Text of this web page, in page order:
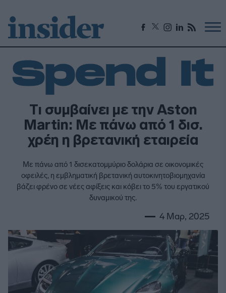
Tι συμβαίνει με την Aston
Martin: Με πάνω από 1 δισ.
χρέη η βρετανική εταιρεία
Με πάνω από 1 δισεκατομμύριο δολάρια σε οικονομικές
οφειλές, η εμβληματική βρετανική αυτοκινητοβιομηχανία
βάζει φρένο σε νέες αφίξεις και κόβει το 5% του εργατικού
δυναμικού της.
4 Μαρ, 2025